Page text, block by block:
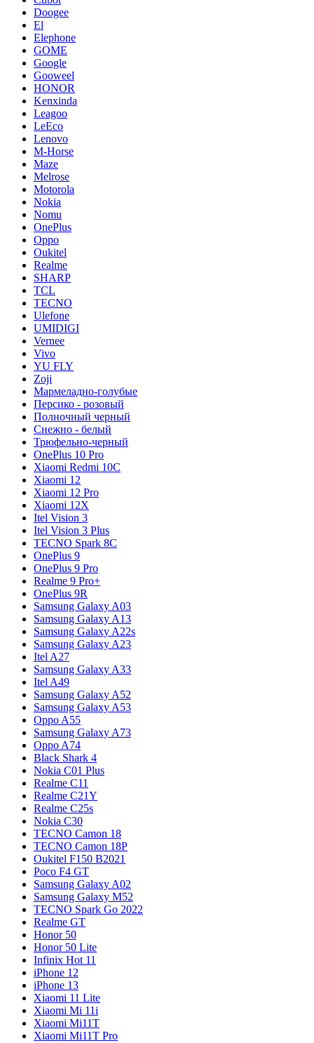
Doogee
El
Elephone
GOME
Google
Gooweel
HONOR
Kenxinda
Leagoo
LeEco
Lenovo
M-Horse
Maze
Melrose
Motorola
Nokia
Nomu
OnePlus
Oppo
Oukitel
Realme
SHARP
TCL
TECNO
Ulefone
UMIDIGI
Vernee
Vivo
YU FLY
Zoji
Мармеладно-голубые
Персико - розовый
Полночный черный
Снежно - белый
Трюфельно-черный
OnePlus 10 Pro
Xiaomi Redmi 10C
Xiaomi 12
Xiaomi 12 Pro
Xiaomi 12X
Itel Vision 3
Itel Vision 3 Plus
TECNO Spark 8C
OnePlus 9
OnePlus 9 Pro
Realme 9 Pro+
OnePlus 9R
Samsung Galaxy A03
Samsung Galaxy A13
Samsung Galaxy A22s
Samsung Galaxy A23
Itel A27
Samsung Galaxy A33
Itel A49
Samsung Galaxy A52
Samsung Galaxy A53
Oppo A55
Samsung Galaxy A73
Oppo A74
Black Shark 4
Nokia C01 Plus
Realme C11
Realme C21Y
Realme C25s
Nokia C30
TECNO Camon 18
TECNO Camon 18P
Oukitel F150 B2021
Poco F4 GT
Samsung Galaxy A02
Samsung Galaxy M52
TECNO Spark Go 2022
Realme GT
Honor 50
Honor 50 Lite
Infinix Hot 11
iPhone 12
iPhone 13
Xiaomi 11 Lite
Xiaomi Mi 11i
Xiaomi Mi11T
Xiaomi Mi11T Pro